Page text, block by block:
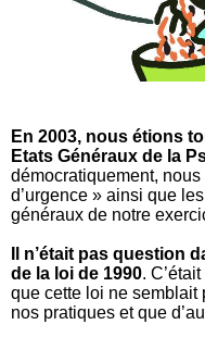
En 2003, nous étions
Etats Généraux de la
démocratiquement,
d’urgence » ainsi que
généraux de notre
Il n’était pas question
de la loi de 1990.
que cette loi ne semblait
nos pratiques et que